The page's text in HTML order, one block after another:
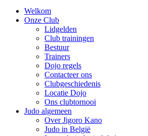
Welkom
Onze Club
Lidgelden
Club trainingen
Bestuur
Trainers
Dojo regels
Contacteer ons
Clubgeschiedenis
Locatie Dojo
Ons clubtornooi
Judo algemeen
Over Jigoro Kano
Judo in België